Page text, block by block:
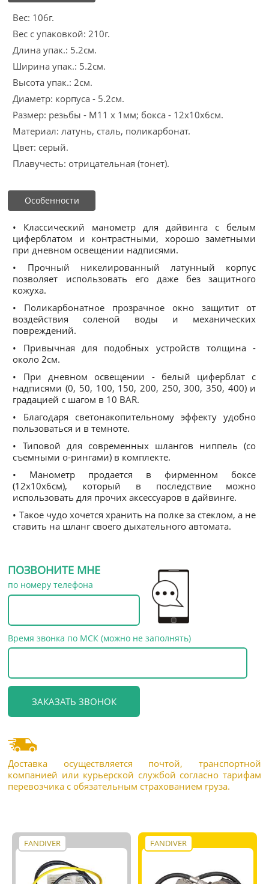
Вес: 106г.
Вес с упаковкой: 210г.
Длина упак.: 5.2см.
Ширина упак.: 5.2см.
Высота упак.: 2см.
Диаметр: корпуса - 5.2см.
Размер: резьбы - М11 х 1мм; бокса - 12х10х6см.
Материал: латунь, сталь, поликарбонат.
Цвет: серый.
Плавучесть: отрицательная (тонет).
Особенности
• Классический манометр для дайвинга с белым
циферблатом и контрастными, хорошо заметными
при дневном освещении надписями.
• Прочный никелированный латунный корпус
позволяет использовать его даже без защитного
кожуха.
• Поликарбонатное прозрачное окно защитит от
воздействия соленой воды и механических
повреждений.
• Привычная для подобных устройств толщина -
около 2см.
• При дневном освещении - белый циферблат с
надписями (0, 50, 100, 150, 200, 250, 300, 350, 400) и
градацией с шагом в 10 BAR.
• Благодаря светонакопительному эффекту удобно
пользоваться и в темноте.
• Типовой для современных шлангов ниппель (со
съемными о-рингами) в комплекте.
• Манометр продается в фирменном боксе
(12х10х6см), который в последствие можно
использовать для прочих аксессуаров в дайвинге.
• Такое чудо хочется хранить на полке за стеклом, а не
ставить на шланг своего дыхательного автомата.
ПОЗВОНИТЕ МНЕ
по номеру телефона
Время звонка по МСК (можно не заполнять)
Доставка осуществляется почтой, транспортной
компанией или курьерской службой согласно тарифам
перевозчика с обязательным страхованием груза.
FANDIVER FANDIVER